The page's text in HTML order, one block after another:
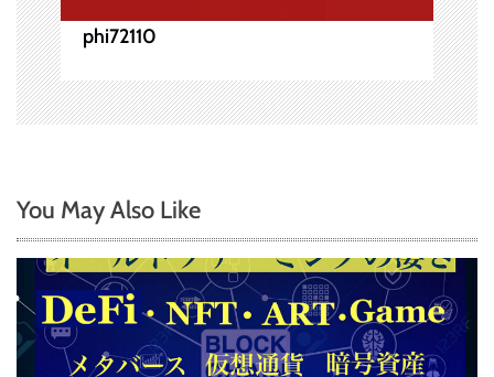
phi72110
You May Also Like